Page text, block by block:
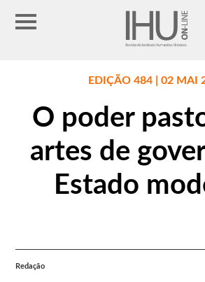
EDIÇÃO 484 | 02 MAI
O poder
artes de
Estado
Redação